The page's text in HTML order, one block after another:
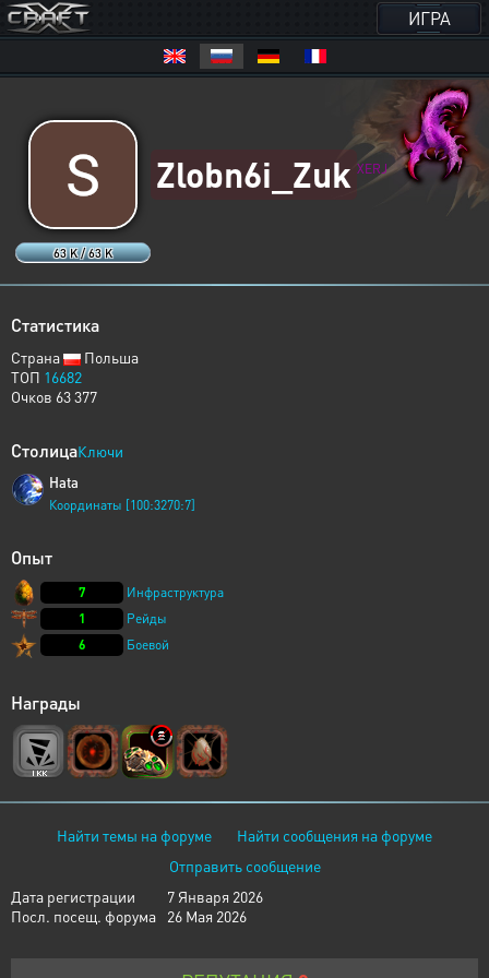
ИГРА
63 K / 63 K
Zlobn6i_Zuk XERJ
Статистика
Страна
Польша
ТОП 16682
Очков 63 377
СтолицаКлючи
Hata
Координаты [100:3270:7]
Опыт
7
Инфраструктура
1
Рейды
6
Боевой
Награды
Найти темы на форуме
Найти сообщения на форуме
Отправить сообщение
Дата регистрации
7 Января 2026
Посл. посещ. форума
26 Мая 2026